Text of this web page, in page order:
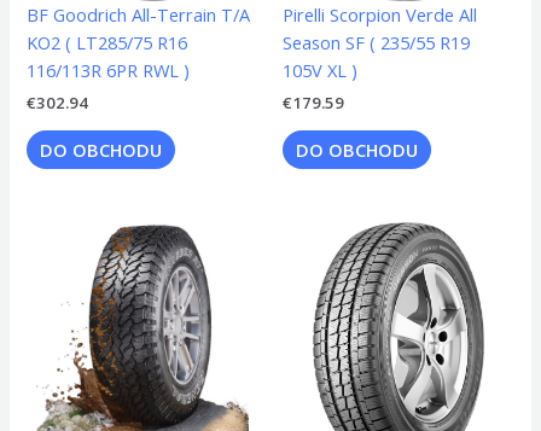
BF Goodrich All-Terrain T/A
KO2 ( LT285/75 R16
116/113R 6PR RWL )
€302.94
DO OBCHODU
Pirelli Scorpion Verde All
Season SF ( 235/55 R19
105V XL )
€179.59
DO OBCHODU